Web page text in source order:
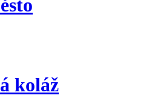
koláž